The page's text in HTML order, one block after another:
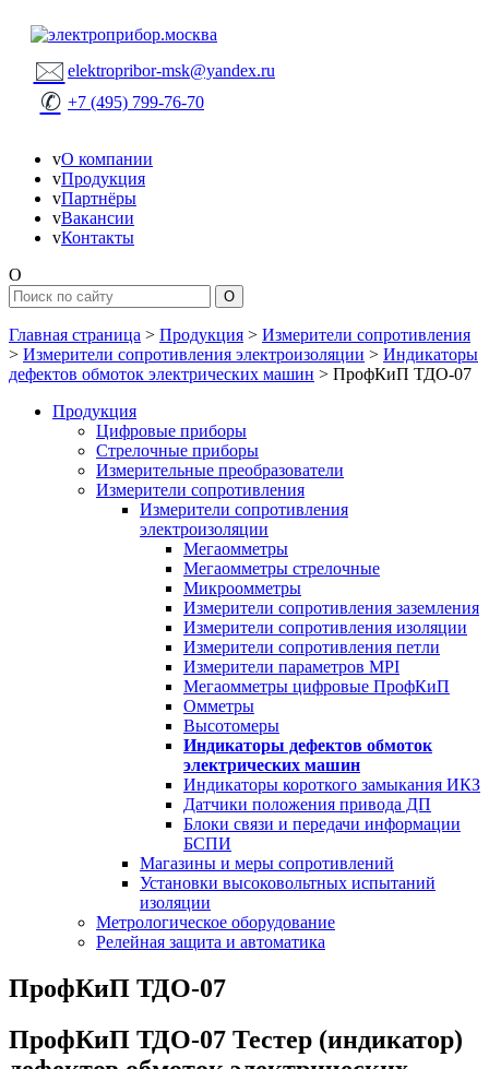
🖂 elektropribor-msk@yandex.ru
✆ +7 (495) 799-76-70
vО компании
vПродукция
vПартнёры
vВакансии
vКонтакты
O
Главная страница > Продукция > Измерители сопротивления
> Измерители сопротивления электроизоляции > Индикаторы
дефектов обмоток электрических машин > ПрофКиП ТДО-07
Продукция
Цифровые приборы
Стрелочные приборы
Измерительные преобразователи
Измерители сопротивления
Измерители сопротивления
электроизоляции
Мегаомметры
Мегаомметры стрелочные
Микроомметры
Измерители сопротивления заземления
Измерители сопротивления изоляции
Измерители сопротивления петли
Измерители параметров MPI
Мегаомметры цифровые ПрофКиП
Омметры
Высотомеры
Индикаторы дефектов обмоток
электрических машин
Индикаторы короткого замыкания ИКЗ
Датчики положения привода ДП
Блоки связи и передачи информации
БСПИ
Магазины и меры сопротивлений
Установки высоковольтных испытаний
изоляции
Метрологическое оборудование
Релейная защита и автоматика
ПрофКиП ТДО-07
ПрофКиП ТДО-07 Тестер (индикатор)